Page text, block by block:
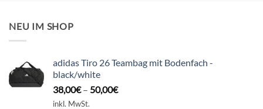
NEU IM SHOP
adidas Tiro 26 Teambag mit Bodenfach -
black/white
38,00€– 50,00€
inkl. MwSt.